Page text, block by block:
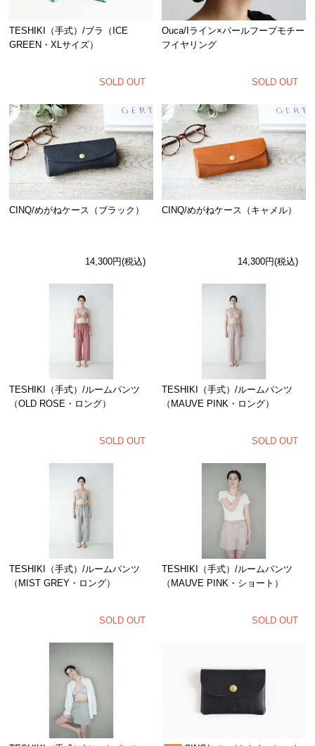
TESHIKI（手式）/ブラ（ICE
GREEN・XLサイズ）
SOLD OUT
Ouca/Iライン×パールフープモチー
フイヤリング
SOLD OUT
CINQ/めがねケース（ブラック）
14,300円(税込)
CINQ/めがねケース（キャメル）
14,300円(税込)
TESHIKI（手式）/ルームパンツ
（OLD ROSE・ロング）
SOLD OUT
TESHIKI（手式）/ルームパンツ
（MAUVE PINK・ロング）
SOLD OUT
TESHIKI（手式）/ルームパンツ
（MIST GREY・ロング）
SOLD OUT
TESHIKI（手式）/ルームパンツ
（MAUVE PINK・ショート）
SOLD OUT